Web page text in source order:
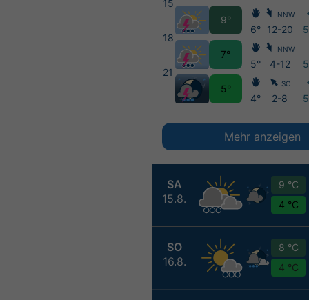
SA
15.8.
9 °C
4 °C
SO
16.8.
8 °C
4 °C
15
18
21
9°
7°
5°
6°
5°
4°
NNW
12-20
NNW
4-12
SO
2-8
Mehr anzeigen